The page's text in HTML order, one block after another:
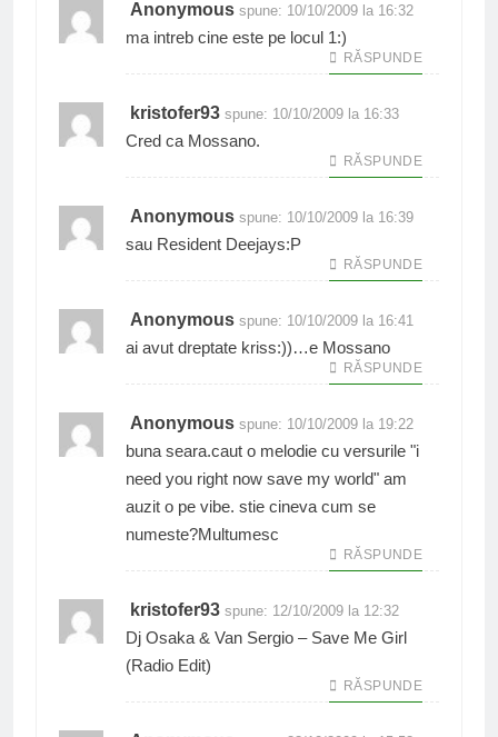
Anonymous spune: 10/10/2009 la 16:32
ma intreb cine este pe locul 1:)
RĂSPUNDE
kristofer93 spune: 10/10/2009 la 16:33
Cred ca Mossano.
RĂSPUNDE
Anonymous spune: 10/10/2009 la 16:39
sau Resident Deejays:P
RĂSPUNDE
Anonymous spune: 10/10/2009 la 16:41
ai avut dreptate kriss:))…e Mossano
RĂSPUNDE
Anonymous spune: 10/10/2009 la 19:22
buna seara.caut o melodie cu versurile "i
need you right now save my world" am
auzit o pe vibe. stie cineva cum se
numeste?Multumesc
RĂSPUNDE
kristofer93 spune: 12/10/2009 la 12:32
Dj Osaka & Van Sergio – Save Me Girl
(Radio Edit)
RĂSPUNDE